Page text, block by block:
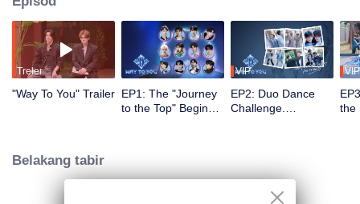
yang paling popular dengan kimia terkuat akan membuat debut di pentas
global.
Treler
"Way To You" Trailer EP1: The "Journey
to the Top" Begins -
VIP
EP2: Duo Dance
Challenge.
VIP
the
Belakang tabir